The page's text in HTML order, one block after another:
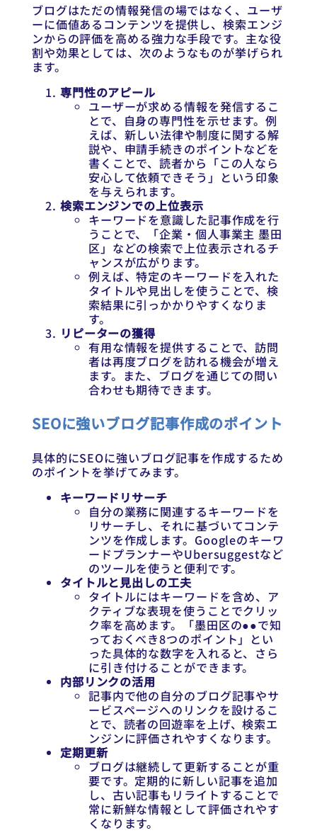
ブログはただの情報発信の場ではなく、ユーザ
ーに価値あるコンテンツを提供し、検索エンジ
ンからの評価を高める強力な手段です。主な役
割や効果としては、次のようなものが挙げられ
ます。
専門性のアピール
ユーザーが求める情報を発信するこ
とで、自身の専門性を示せます。例
えば、新しい法律や制度に関する解
説や、申請手続きのポイントなどを
書くことで、読者から「この人なら
安心して依頼できそう」という印象
を与えられます。
検索エンジンでの上位表示
キーワードを意識した記事作成を行
うことで、「企業・個人事業主 墨田
区」などの検索で上位表示されるチ
ャンスが広がります。
例えば、特定のキーワードを入れた
タイトルや見出しを使うことで、検
索結果に引っかかりやすくなりま
す。
リピーターの獲得
有用な情報を提供することで、訪問
者は再度ブログを訪れる機会が増え
ます。また、ブログを通じての問い
合わせも期待できます。
SEOに強いブログ記事作成のポイント
具体的にSEOに強いブログ記事を作成するため
のポイントを挙げてみます。
キーワードリサーチ
自分の業務に関連するキーワードを
リサーチし、それに基づいてコンテ
ンツを作成します。Googleのキーワ
ードプランナーやUbersuggestなど
のツールを使うと便利です。
タイトルと見出しの工夫
タイトルにはキーワードを含め、ア
クティブな表現を使うことでクリッ
ク率を高めます。「墨田区の●●で知
っておくべき8つのポイント」とい
った具体的な数字を入れると、さら
に引き付けることができます。
内部リンクの活用
記事内で他の自分のブログ記事やサ
ービスページへのリンクを設けるこ
とで、読者の回遊率を上げ、検索エ
ンジンに評価されやすくなります。
定期更新
ブログは継続して更新することが重
要です。定期的に新しい記事を追加
し、古い記事もリライトすることで
常に新鮮な情報として評価されやす
くなります。